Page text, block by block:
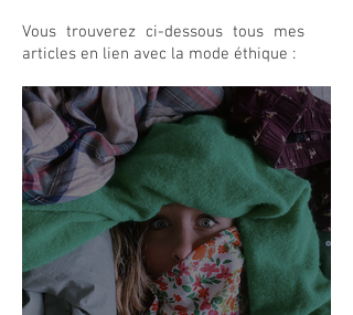
Vous trouverez ci-dessous tous mes
articles en lien avec la mode éthique :